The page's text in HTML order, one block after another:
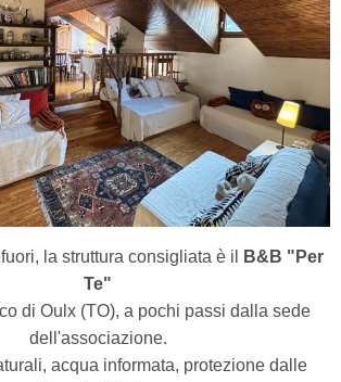
la struttura consigliata è il
B&B "Per
Te"
di Oulx (TO), a pochi passi dalla sede
dell'associazione.
acqua informata, protezione dalle